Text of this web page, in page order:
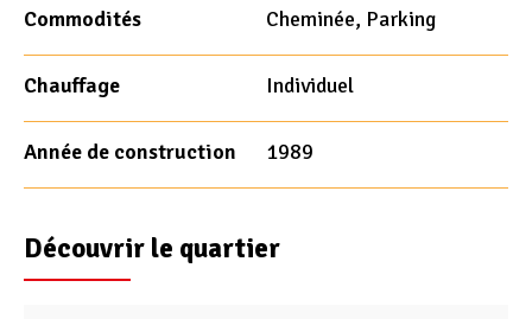
Commodités Cheminée, Parking
Chauffage Individuel
Année de construction 1989
Découvrir le quartier